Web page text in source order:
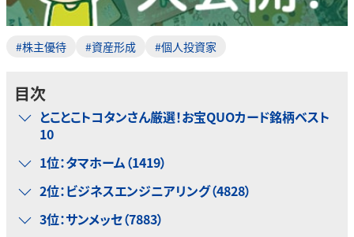
#株主優待 #資産形成 #個人投資家
目次
とことこトコタンさん厳選！お宝QUOカード銘柄ベスト
10
1位：タマホーム（1419）
2位：ビジネスエンジニアリング（4828）
3位：サンメッセ（7883）